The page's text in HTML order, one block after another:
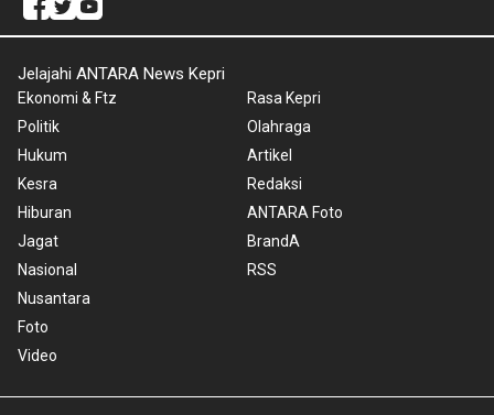
Jelajahi ANTARA News Kepri
Ekonomi & Ftz
Politik
Hukum
Kesra
Hiburan
Jagat
Nasional
Nusantara
Foto
Video
Rasa Kepri
Olahraga
Artikel
Redaksi
ANTARA Foto
BrandA
RSS